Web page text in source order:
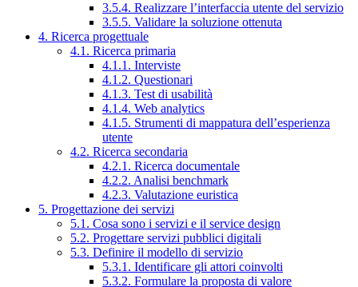
3.5.4. Realizzare l’interfaccia utente del servizio
3.5.5. Validare la soluzione ottenuta
4. Ricerca progettuale
4.1. Ricerca primaria
4.1.1. Interviste
4.1.2. Questionari
4.1.3. Test di usabilità
4.1.4. Web analytics
4.1.5. Strumenti di mappatura dell’esperienza
utente
4.2. Ricerca secondaria
4.2.1. Ricerca documentale
4.2.2. Analisi benchmark
4.2.3. Valutazione euristica
5. Progettazione dei servizi
5.1. Cosa sono i servizi e il service design
5.2. Progettare servizi pubblici digitali
5.3. Definire il modello di servizio
5.3.1. Identificare gli attori coinvolti
5.3.2. Formulare la proposta di valore